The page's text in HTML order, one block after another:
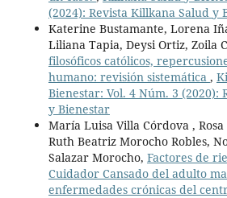
(2024): Revista Killkana Salud y
Katerine Bustamante, Lorena
Liliana Tapia, Deysi Ortiz, Zoila
filosóficos católicos,
humano: revisión sistemática ,
Bienestar: Vol. 4 Núm. 3 (2020):
y Bienestar
María Luisa Villa Córdova , Rosa
Ruth Beatriz Morocho Robles,
Salazar Morocho, Factores de
Cuidador Cansado del adulto
enfermedades crónicas del